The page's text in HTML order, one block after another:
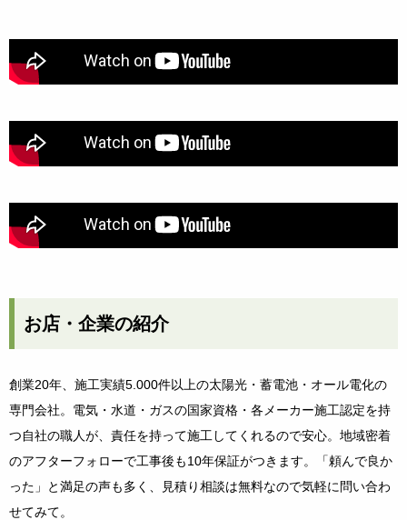
お店・企業の紹介
創業20年、施工実績5.000件以上の太陽光・蓄電池・オール電化の
専門会社。電気・水道・ガスの国家資格・各メーカー施工認定を持
つ自社の職人が、責任を持って施工してくれるので安心。地域密着
のアフターフォローで工事後も10年保証がつきます。「頼んで良か
った」と満足の声も多く、見積り相談は無料なので気軽に問い合わ
せてみて。